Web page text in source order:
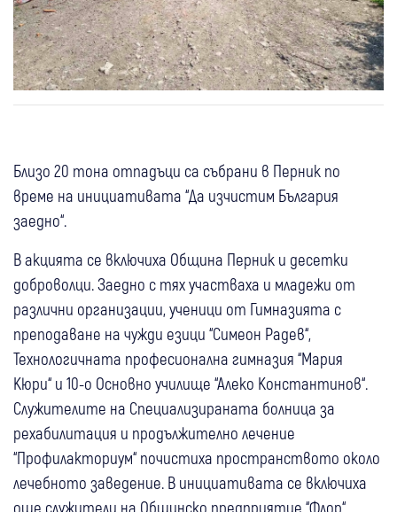
Близо 20 тона отпадъци са събрани в Перник по
време на инициативата “Да изчистим България
заедно“.
В акцията се включиха Община Перник и десетки
доброволци. Заедно с тях участваха и младежи от
различни организации, ученици от Гимназията с
преподаване на чужди езици “Симеон Радев“,
Технологичната професионална гимназия “Мария
Кюри“ и 10-о Основно училище “Алеко Константинов“.
Служителите на Специализираната болница за
рехабилитация и продължително лечение
“Профилакториум“ почистиха пространството около
лечебното заведение. В инициативата се включиха
още служители на Общинско предприятие “Флор“,